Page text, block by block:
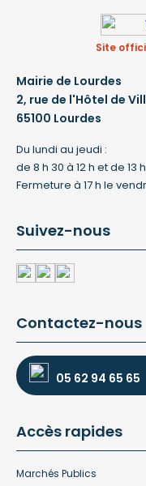
Site
Mairie de Lourdes
2, rue de l'Hôtel de
65100 Lourdes
Du lundi au jeudi :
de 8 h 30 à 12 h et de 13
Fermeture à 17 h le
Suivez-nous
Contactez-nous
05 62 94 65 65
Accès rapides
Marchés Publics